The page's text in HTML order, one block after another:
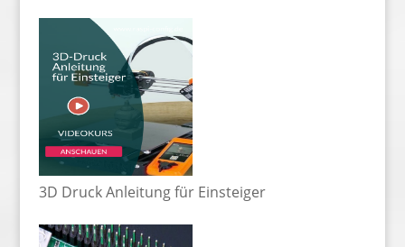
3D Druck Anleitung für Einsteiger